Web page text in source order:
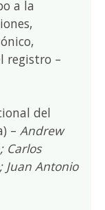
a la
registro –
del
–Andrew
Carlos
Juan Antonio